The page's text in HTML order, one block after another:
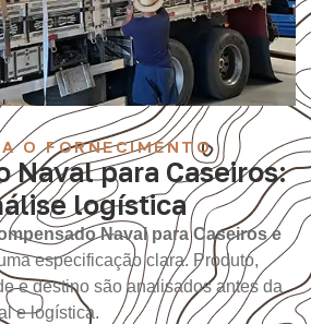
O FORNECIMENTO
Naval para Caseiros:
logística
Naval para Caseiros e
especificação clara. Produto,
e destino são analisados antes da
e logística.